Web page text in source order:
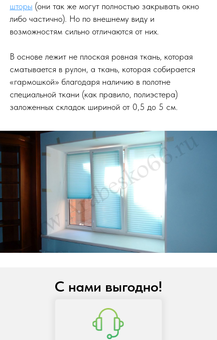
шторы (они так же могут полностью закрывать окно
либо частично). Но по внешнему виду и
возможностям сильно отличаются от них.
В основе лежит не плоская ровная ткань, которая
сматывается в рулон, а ткань, которая собирается
«гармошкой» благодаря наличию в полотне
специальной ткани (как правило, полиэстера)
заложенных складок шириной от 0,5 до 5 см.
С нами выгодно!